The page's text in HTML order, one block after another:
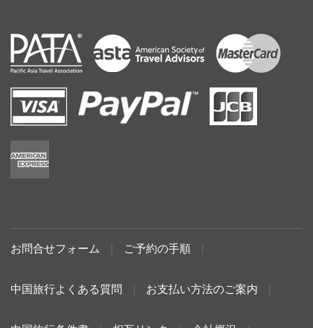
お問合せフォーム ご予約の手順
中国旅行よくある質問 お支払い方法のご案内